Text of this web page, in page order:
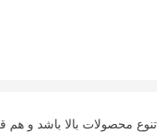
محصولات بالا باشد و هم